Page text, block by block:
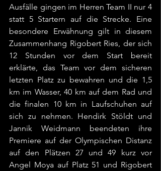
Ausfälle gingen im Herren Team II nur 4
statt 5 Startern auf die Strecke. Eine
besondere Erwähnung gilt in diesem
Zusammenhang Rigobert Ries, der sich
12 Stunden vor dem Start bereit
erklärte, das Team vor dem sicheren
letzten Platz zu bewahren und die 1,5
km im Wasser, 40 km auf dem Rad und
die finalen 10 km in Laufschuhen auf
sich zu nehmen. Hendirk Stöldt und
Jannik Weidmann beendeten ihre
Premiere auf der Olympischen Distanz
auf den Plätzen 27 und 49 kurz vor
Angel Moya auf Platz 51 und Rigobert